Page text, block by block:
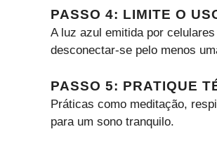
PASSO 4: LIMITE O
A luz azul emitida por
desconectar-se pelo menos
PASSO 5: PRATIQUE
Práticas como meditação,
para um sono tranquilo.